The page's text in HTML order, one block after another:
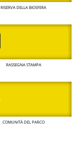
RISERVA DELLA BIOSFERA
RASSEGNA STAMPA
COMUNITÀ DEL PARCO